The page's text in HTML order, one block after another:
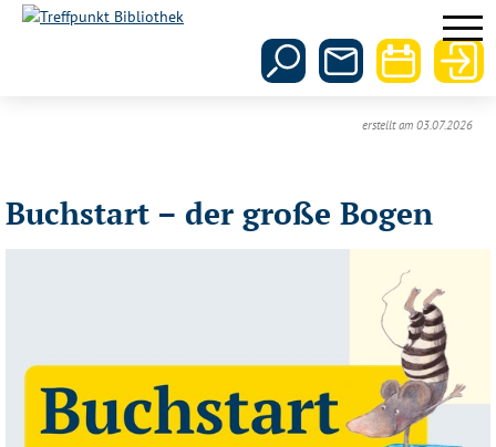
erstellt am 03.07.2026
Buchstart – der große Bogen